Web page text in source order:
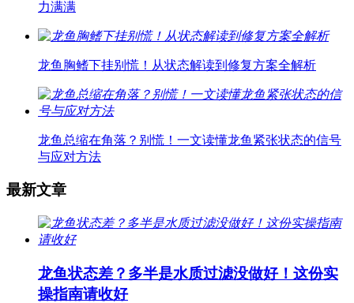
力满满
龙鱼胸鳍下挂别慌！从状态解读到修复方案全解析
龙鱼总缩在角落？别慌！一文读懂龙鱼紧张状态的信号
与应对方法
最新文章
龙鱼状态差？多半是水质过滤没做好！这份实
操指南请收好